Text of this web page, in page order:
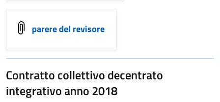
parere del revisore
Contratto collettivo decentrato
integrativo anno 2018